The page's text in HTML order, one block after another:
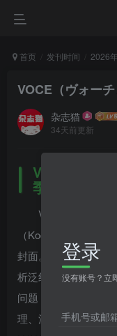
首页 发刊时间 2026
VOCE（ヴォー
杂志猫
34天前更新
VOCE 2026
季妆容趋势
VOCE（ヴォー
（Kodansha）发行
封面。本期围绕「
析泛红、暗沉、毛孔
问题，并带来2026
理、洗脸新常识及品
登录
没有账号？立
手机号或邮